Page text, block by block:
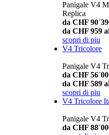
Panigale V4
Replica
da CHF
da CHF 959
scopri di piu
V4 Tricolore
Panigale V4
da CHF
da CHF 589
scopri di piu
V4 Tricolore
Panigale V4
da CHF